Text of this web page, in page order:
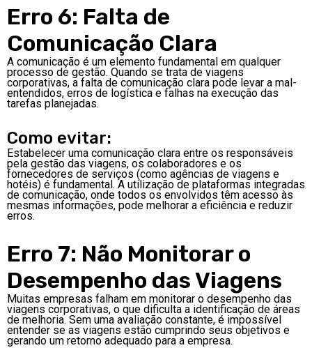
Erro 6: Falta de
Comunicação Clara
A comunicação é um elemento fundamental em qualquer
processo de gestão. Quando se trata de viagens
corporativas, a falta de comunicação clara pode levar a mal-
entendidos, erros de logística e falhas na execução das
tarefas planejadas.
Como evitar:
Estabelecer uma comunicação clara entre os responsáveis
pela gestão das viagens, os colaboradores e os
fornecedores de serviços (como agências de viagens e
hotéis) é fundamental. A utilização de plataformas integradas
de comunicação, onde todos os envolvidos têm acesso às
mesmas informações, pode melhorar a eficiência e reduzir
erros.
Erro 7: Não Monitorar o
Desempenho das Viagens
Muitas empresas falham em monitorar o desempenho das
viagens corporativas, o que dificulta a identificação de áreas
de melhoria. Sem uma avaliação constante, é impossível
entender se as viagens estão cumprindo seus objetivos e
gerando um retorno adequado para a empresa.